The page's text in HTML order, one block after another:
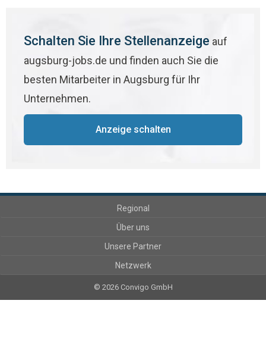
Schalten Sie Ihre Stellenanzeige auf
augsburg-jobs.de und finden auch Sie die
besten Mitarbeiter in Augsburg für Ihr
Unternehmen.
Anzeige schalten
Regional
Über uns
Unsere Partner
Netzwerk
© 2026 Convigo GmbH